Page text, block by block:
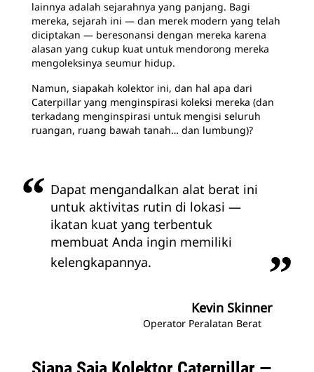
lainnya adalah sejarahnya yang panjang. Bagi
mereka, sejarah ini — dan merek modern yang telah
diciptakan — beresonansi dengan mereka karena
alasan yang cukup kuat untuk mendorong mereka
mengoleksinya seumur hidup.
Namun, siapakah kolektor ini, dan hal apa dari
Caterpillar yang menginspirasi koleksi mereka (dan
terkadang menginspirasi untuk mengisi seluruh
ruangan, ruang bawah tanah… dan lumbung)?
Dapat mengandalkan alat berat ini
untuk aktivitas rutin di lokasi —
ikatan kuat yang terbentuk
membuat Anda ingin memiliki
kelengkapannya.
Kevin Skinner
Operator Peralatan Berat